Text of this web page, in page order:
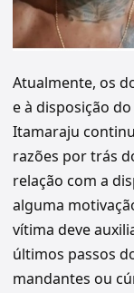
Atualmente, os
e à disposição
Itamaraju
razões por trás
relação com a
alguma
vítima deve
últimos passos
mandantes ou